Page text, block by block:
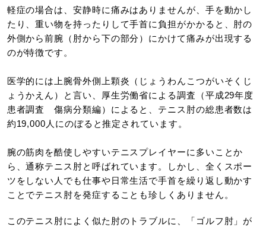
軽症の場合は、安静時に痛みはありませんが、手を動かし
たり、重い物を持ったりして手首に負担がかかると、肘の
外側から前腕（肘から下の部分）にかけて痛みが出現する
のが特徴です。
医学的には上腕骨外側上顆炎（じょうわんこつがいそくじ
ょうかえん）と言い、厚生労働省による調査（平成29年度
患者調査 傷病分類編）によると、テニス肘の総患者数は
約19,000人にのぼると推定されています。
腕の筋肉を酷使しやすいテニスプレイヤーに多いことか
ら、通称テニス肘と呼ばれています。しかし、全くスポー
ツをしない人でも仕事や日常生活で手首を繰り返し動かす
ことでテニス肘を発症することも珍しくありません。
このテニス肘によく似た肘のトラブルに、「ゴルフ肘」が